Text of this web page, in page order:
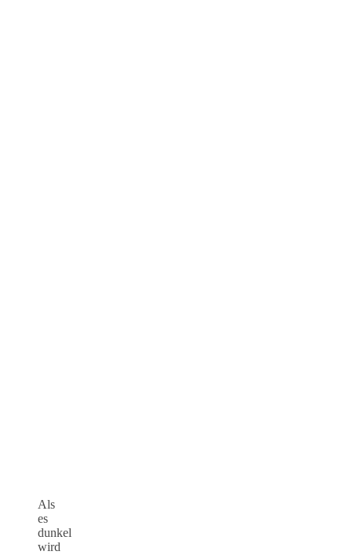
Als
es
dunkel
wird